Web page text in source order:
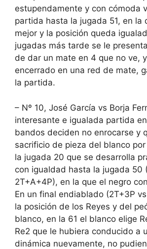
estupendamente y con cómoda
partida hasta la jugada 51, en la
mejor y la posición queda
jugadas más tarde se le
de dar un mate en 4 que no ve,
encerrado en una red de mate,
la partida.
– Nº 10, José García vs Borja
interesante e igualada partida
bandos deciden no enrocarse y
sacrificio de pieza del blanco
la jugada 20 que se desarrolla
con igualdad hasta la jugada 50
2T+A+4P), en la que el negro
En un final endiablado (2T+3P
la posición de los Reyes y del
blanco, en la 61 el blanco elige
Re2 que le hubiera conducido a
dinámica nuevamente, no